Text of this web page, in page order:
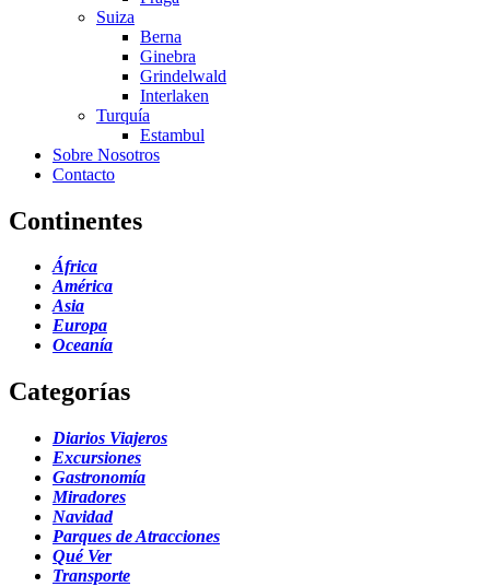
Suiza
Berna
Ginebra
Grindelwald
Interlaken
Turquía
Estambul
Sobre Nosotros
Contacto
Continentes
África
América
Asia
Europa
Oceanía
Categorías
Diarios Viajeros
Excursiones
Gastronomía
Miradores
Navidad
Parques de Atracciones
Qué Ver
Transporte